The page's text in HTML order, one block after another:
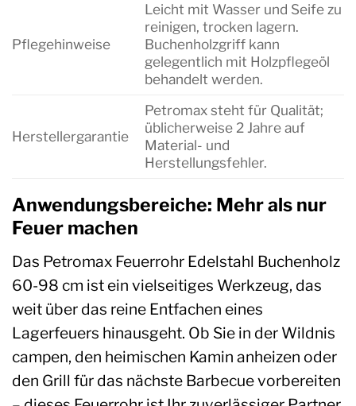
Pflegehinweise
Leicht mit Wasser und Seife zu
reinigen, trocken lagern.
Buchenholzgriff kann
gelegentlich mit Holzpflegeöl
behandelt werden.
Herstellergarantie
Petromax steht für Qualität;
üblicherweise 2 Jahre auf
Material- und
Herstellungsfehler.
Anwendungsbereiche: Mehr als nur
Feuer machen
Das Petromax Feuerrohr Edelstahl Buchenholz
60-98 cm ist ein vielseitiges Werkzeug, das
weit über das reine Entfachen eines
Lagerfeuers hinausgeht. Ob Sie in der Wildnis
campen, den heimischen Kamin anheizen oder
den Grill für das nächste Barbecue vorbereiten